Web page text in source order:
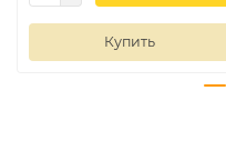
Купить